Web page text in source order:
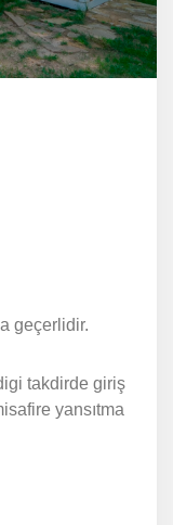
geçerlidir.
takdirde giriş
yansıtma